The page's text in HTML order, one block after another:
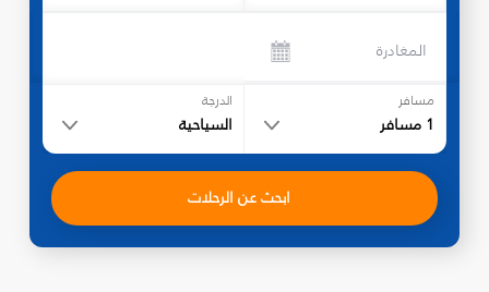
المغادرة
مسافر
1 مسافر
الدرجة
السياحية
ابحث عن الرحلات